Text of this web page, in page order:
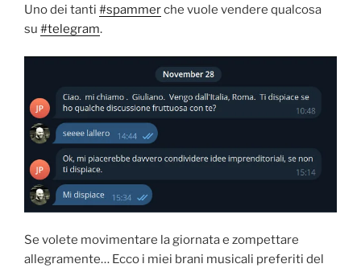
Uno dei tanti #spammerche vuole vendere qualcosa
su #telegram.
Se volete movimentare la giornata e zompettare
allegramente… Ecco i miei brani musicali preferiti del